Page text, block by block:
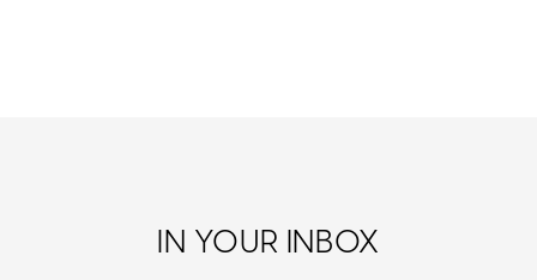
IN YOUR INBOX